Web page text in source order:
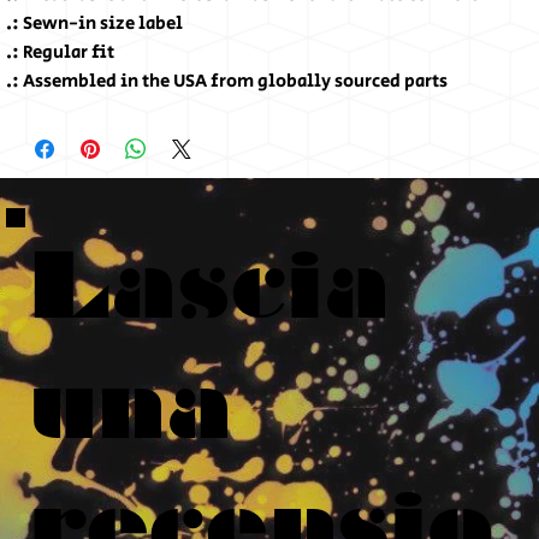
.: Sewn-in size label
.: Regular fit
.: Assembled in the USA from globally sourced parts
Lascia
una